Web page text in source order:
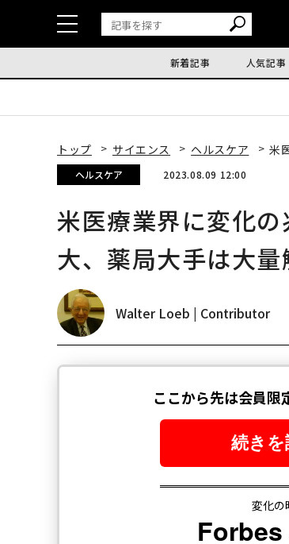
新着記事 人気記事
トップ サイエンス ヘルスケア 米
ヘルスケア 2023.08.09 12:00
米医療業界に変化
大、薬局大手は大量
Walter Loeb | Contributor